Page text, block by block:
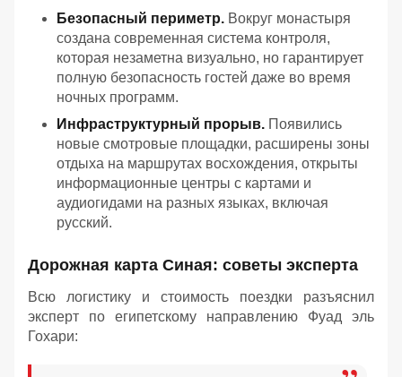
Безопасный периметр. Вокруг монастыря
создана современная система контроля,
которая незаметна визуально, но гарантирует
полную безопасность гостей даже во время
ночных программ.
Инфраструктурный прорыв. Появились
новые смотровые площадки, расширены зоны
отдыха на маршрутах восхождения, открыты
информационные центры с картами и
аудиогидами на разных языках, включая
русский.
Дорожная карта Синая: советы эксперта
Всю логистику и стоимость поездки разъяснил
эксперт по египетскому направлению Фуад эль
Гохари: